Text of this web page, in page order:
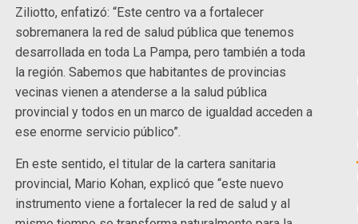
Ziliotto, enfatizó: “Este centro va a fortalecer
sobremanera la red de salud pública que tenemos
desarrollada en toda La Pampa, pero también a toda
la región. Sabemos que habitantes de provincias
vecinas vienen a atenderse a la salud pública
provincial y todos en un marco de igualdad acceden a
ese enorme servicio público”.
En este sentido, el titular de la cartera sanitaria
provincial, Mario Kohan, explicó que “este nuevo
instrumento viene a fortalecer la red de salud y al